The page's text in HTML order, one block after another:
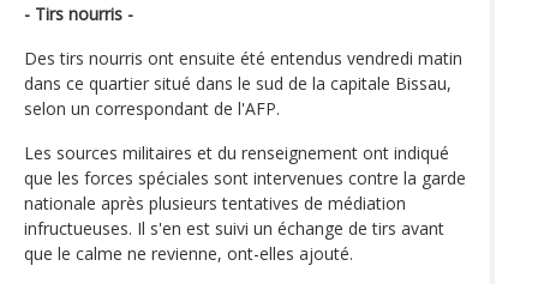
- Tirs nourris -
Des tirs nourris ont ensuite été entendus vendredi matin
dans ce quartier situé dans le sud de la capitale Bissau,
selon un correspondant de l'AFP.
Les sources militaires et du renseignement ont indiqué
que les forces spéciales sont intervenues contre la garde
nationale après plusieurs tentatives de médiation
infructueuses. Il s'en est suivi un échange de tirs avant
que le calme ne revienne, ont-elles ajouté.